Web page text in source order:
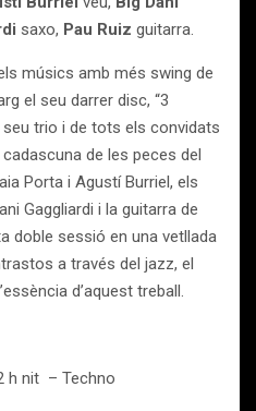
saxo, Pau Ruiz guitarra.
músics amb més swing de
el seu darrer disc, “3
trio i de tots els convidats
de les peces del
Porta i Agustí Burriel, els
Gaggliardi i la guitarra de
doble sessió en una vetllada
a través del jazz, el
d’aquest treball.
h nit – Techno